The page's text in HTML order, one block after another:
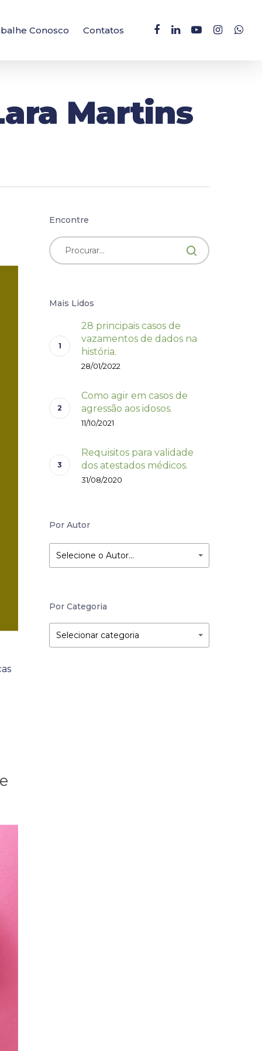
Conosco Contatos facebooklinkedinyoutubeinstagram
Martins
Encontre
Mais Lidos
28 principais casos de
vazamentos de dados na
história.
28/01/2022
Como agir em casos de
agressão aos idosos.
11/10/2021
Requisitos para validade
dos atestados médicos.
31/08/2020
Por Autor
Selecione o Autor…
Por Categoria
Por
Categoria
Selecionar categoria
Categoria